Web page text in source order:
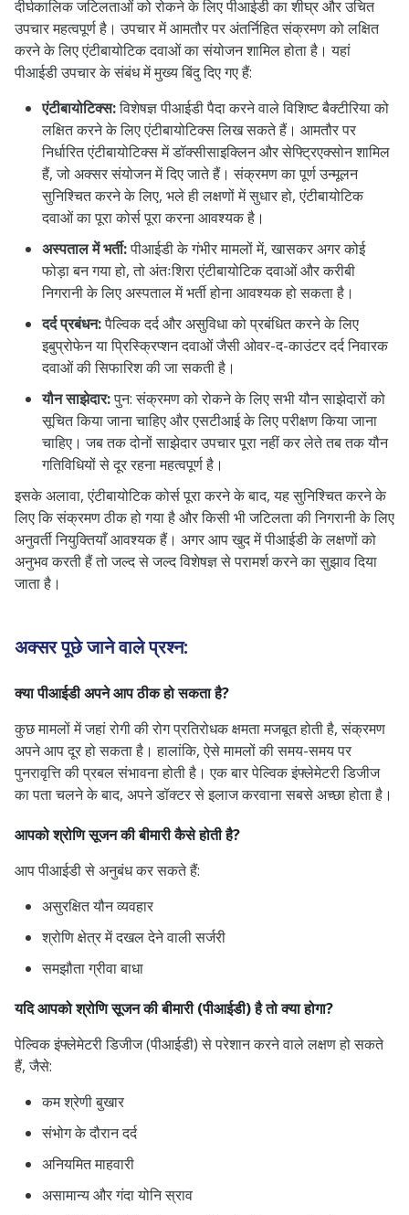
दीर्घकालिक जटिलताओं को रोकने के लिए पीआईडी ​​का शीघ्र और उचित
उपचार महत्वपूर्ण है। उपचार में आमतौर पर अंतर्निहित संक्रमण को लक्षित
करने के लिए एंटीबायोटिक दवाओं का संयोजन शामिल होता है। यहां
पीआईडी ​​उपचार के संबंध में मुख्य बिंदु दिए गए हैं:
एंटीबायोटिक्स:विशेषज्ञ पीआईडी पैदा करने वाले विशिष्ट बैक्टीरिया को
लक्षित करने के लिए एंटीबायोटिक्स लिख सकते हैं। आमतौर पर
निर्धारित एंटीबायोटिक्स में डॉक्सीसाइक्लिन और सेफ्ट्रिएक्सोन शामिल
हैं, जो अक्सर संयोजन में दिए जाते हैं। संक्रमण का पूर्ण उन्मूलन
सुनिश्चित करने के लिए, भले ही लक्षणों में सुधार हो, एंटीबायोटिक
दवाओं का पूरा कोर्स पूरा करना आवश्यक है।
अस्पताल में भर्ती:पीआईडी के गंभीर मामलों में, खासकर अगर कोई
फोड़ा बन गया हो, तो अंतःशिरा एंटीबायोटिक दवाओं और करीबी
निगरानी के लिए अस्पताल में भर्ती होना आवश्यक हो सकता है।
दर्द प्रबंधन:पैल्विक दर्द और असुविधा को प्रबंधित करने के लिए
इबुप्रोफेन या प्रिस्क्रिप्शन दवाओं जैसी ओवर-द-काउंटर दर्द निवारक
दवाओं की सिफारिश की जा सकती है।
यौन साझेदार:पुन: संक्रमण को रोकने के लिए सभी यौन साझेदारों को
सूचित किया जाना चाहिए और एसटीआई के लिए परीक्षण किया जाना
चाहिए। जब तक दोनों साझेदार उपचार पूरा नहीं कर लेते तब तक यौन
गतिविधियों से दूर रहना महत्वपूर्ण है।
इसके अलावा, एंटीबायोटिक कोर्स पूरा करने के बाद, यह सुनिश्चित करने के
लिए कि संक्रमण ठीक हो गया है और किसी भी जटिलता की निगरानी के लिए
अनुवर्ती नियुक्तियाँ आवश्यक हैं। अगर आप खुद में पीआईडी के लक्षणों को
अनुभव करती हैं तो जल्द से जल्द विशेषज्ञ से परामर्श करने का सुझाव दिया
जाता है।
अक्सर पूछे जाने वाले प्रश्न:
क्या पीआईडी ​​अपने आप ठीक हो सकता है?
कुछ मामलों में जहां रोगी की रोग प्रतिरोधक क्षमता मजबूत होती है, संक्रमण
अपने आप दूर हो सकता है। हालांकि, ऐसे मामलों की समय-समय पर
पुनरावृत्ति की प्रबल संभावना होती है। एक बार पेल्विक इंफ्लेमेटरी डिजीज
का पता चलने के बाद, अपने डॉक्टर से इलाज करवाना सबसे अच्छा होता है।
आपको श्रोणि सूजन की बीमारी कैसे होती है?
आप पीआईडी ​​​​से अनुबंध कर सकते हैं:
असुरक्षित यौन व्यवहार
श्रोणि क्षेत्र में दखल देने वाली सर्जरी
समझौता ग्रीवा बाधा
यदि आपको श्रोणि सूजन की बीमारी (पीआईडी) है तो क्या होगा?
पेल्विक इंफ्लेमेटरी डिजीज (पीआईडी) से परेशान करने वाले लक्षण हो सकते
हैं, जैसे:
कम श्रेणी बुखार
संभोग के दौरान दर्द
अनियमित माहवारी
असामान्य और गंदा योनि स्राव